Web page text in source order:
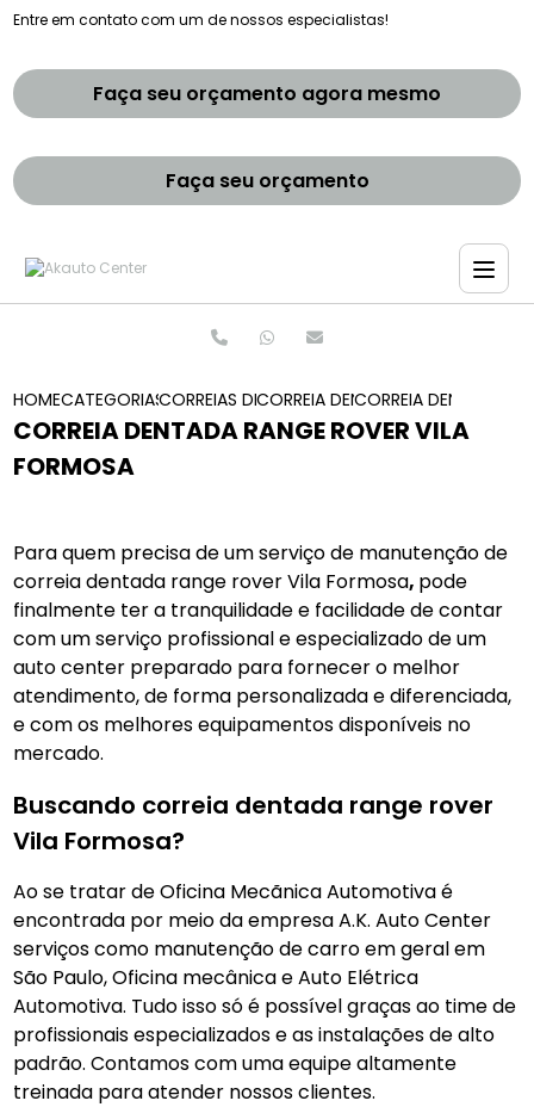
Entre em contato com um de nossos especialistas!
Faça seu orçamento agora mesmo
Faça seu orçamento
HOMECATEGORIASCORREIAS DENTADASCORREIA DENTADA SAO PAULO
CORREIA DENTADA
CORREIA DENTADA RANGE ROVER VILA
FORMOSA
Para quem precisa de um serviço de manutenção de
correia dentada range rover Vila Formosa, pode
finalmente ter a tranquilidade e facilidade de contar
com um serviço profissional e especializado de um
auto center preparado para fornecer o melhor
atendimento, de forma personalizada e diferenciada,
e com os melhores equipamentos disponíveis no
mercado.
Buscando correia dentada range rover
Vila Formosa?
Ao se tratar de Oficina Mecãnica Automotiva é
encontrada por meio da empresa A.K. Auto Center
serviços como manutenção de carro em geral em
São Paulo, Oficina mecânica e Auto Elétrica
Automotiva. Tudo isso só é possível graças ao time de
profissionais especializados e as instalações de alto
padrão. Contamos com uma equipe altamente
treinada para atender nossos clientes.